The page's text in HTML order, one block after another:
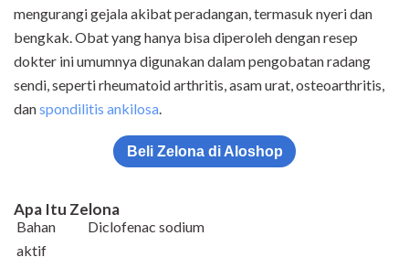
mengurangi gejala akibat peradangan, termasuk nyeri dan
bengkak. Obat yang hanya bisa diperoleh dengan resep
dokter ini umumnya digunakan dalam pengobatan radang
sendi, seperti rheumatoid arthritis, asam urat, osteoarthritis,
danspondilitis ankilosa.
Beli Zelona di Aloshop
Apa Itu Zelona
Bahan
aktif
Diclofenac sodium